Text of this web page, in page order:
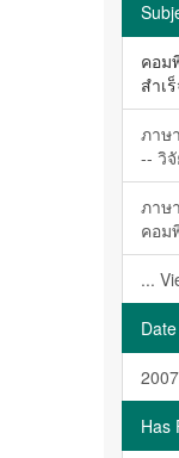
คอม
สำเ
ภาษ
-- วิ
ภาษ
คอม
...
Has